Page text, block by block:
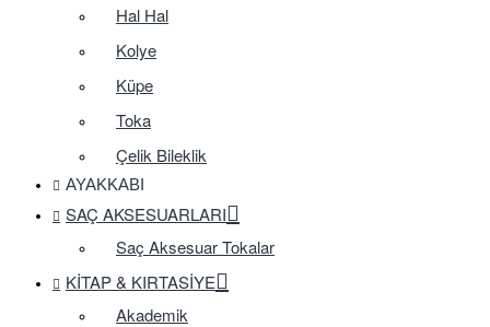
Hal Hal
Kolye
Küpe
Toka
Çelik Bileklik
AYAKKABI
SAÇ AKSESUARLARI
Saç Aksesuar Tokalar
KITAP & KIRTASIYE
Akademik